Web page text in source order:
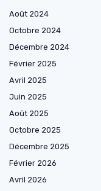
Août 2024
Octobre 2024
Décembre 2024
Février 2025
Avril 2025
Juin 2025
Août 2025
Octobre 2025
Décembre 2025
Février 2026
Avril 2026